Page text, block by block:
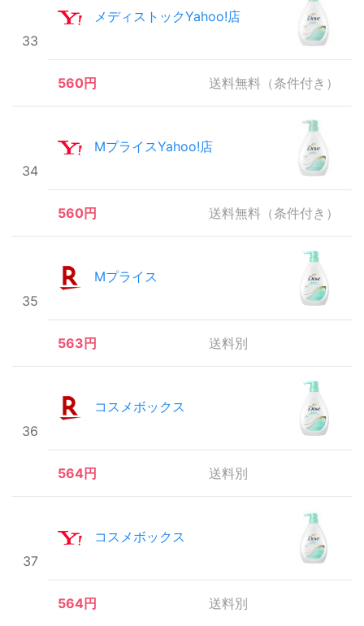
33
メディストックYahoo!店
560円 送料無料（条件付き）
34
MプライスYahoo!店
560円 送料無料（条件付き）
35
Mプライス
563円 送料別
36
コスメボックス
564円 送料別
37
コスメボックス
564円 送料別